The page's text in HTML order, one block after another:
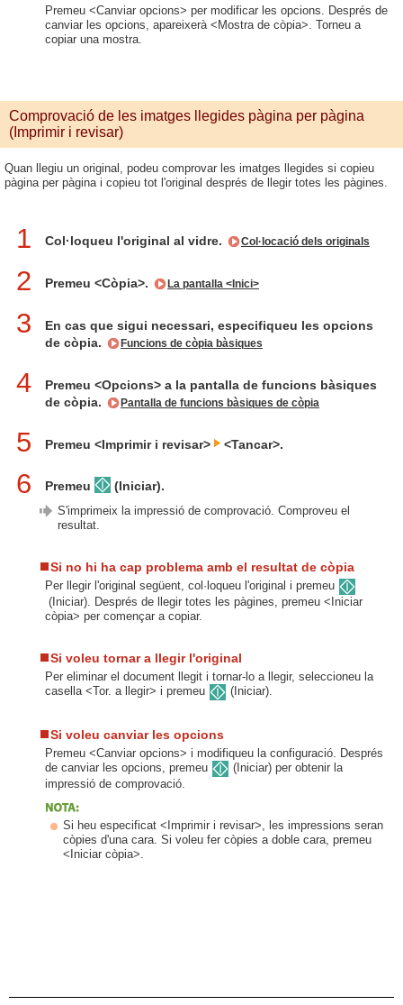
Premeu <Canviar opcions> per modificar les opcions. Després de
canviar les opcions, apareixerà <Mostra de còpia>. Torneu a
copiar una mostra.
Comprovació de les imatges llegides pàgina per pàgina
(Imprimir i revisar)
Quan llegiu un original, podeu comprovar les imatges llegides si copieu
pàgina per pàgina i copieu tot l'original després de llegir totes les pàgines.
1 Col·loqueu l'original al vidre. Col·locació dels originals
2 Premeu <Còpia>. La pantalla <Inici>
3
En cas que sigui necessari, especifiqueu les opcions
de còpia.
Funcions de còpia bàsiques
4
Premeu <Opcions> a la pantalla de funcions bàsiques
de còpia.
Pantalla de funcions bàsiques de còpia
5 Premeu <Imprimir i revisar> <Tancar>.
6 Premeu (Iniciar).
S'imprimeix la impressió de comprovació. Comproveu el
resultat.
Si no hi ha cap problema amb el resultat de còpia
Per llegir l'original següent, col·loqueu l'original i premeu
(Iniciar). Després de llegir totes les pàgines, premeu <Iniciar
còpia> per començar a copiar.
Si voleu tornar a llegir l'original
Per eliminar el document llegit i tornar-lo a llegir, seleccioneu la
casella <Tor. a llegir> i premeu
(Iniciar).
Si voleu canviar les opcions
Premeu <Canviar opcions> i modifiqueu la configuració. Després
de canviar les opcions, premeu
(Iniciar) per obtenir la
impressió de comprovació.
Si heu especificat <Imprimir i revisar>, les impressions seran
còpies d'una cara. Si voleu fer còpies a doble cara, premeu
<Iniciar còpia>.